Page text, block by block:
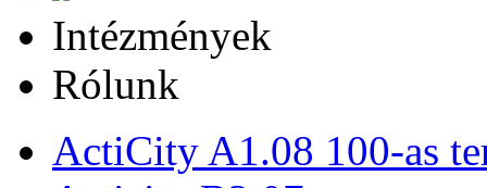
Intézmények
Rólunk
ActiCity A1.08 100-as